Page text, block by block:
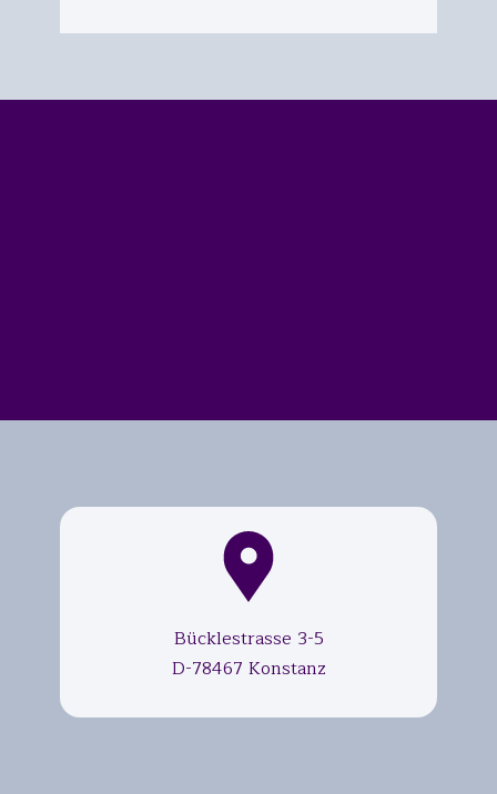
Bücklestrasse 3-5
D-78467 Konstanz